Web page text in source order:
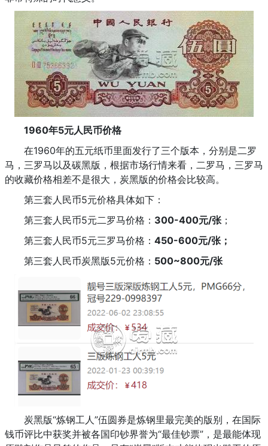
1960年5元人民币价格
在1960年的五元纸币里面发行了三个版本，分别是二罗
马，三罗马以及碳黑版，根据市场行情来看，二罗马，三罗马
的收藏价格相差不是很大，炭黑版的价格会比较高。
第三套人民币5元价格具体如下：
第三套人民币5元二罗马价格： 300-400元/张 ；
第三套人民币5元三罗马价格： 450-600元/张；
第三套人民币炭黑版5元价格： 500~800元/张
炭黑版“炼钢工人”伍圆券是炼钢里最完美的版别，在国际
钱币评比中获奖并被各国印钞界誉为“最佳钞票”，是最能体现